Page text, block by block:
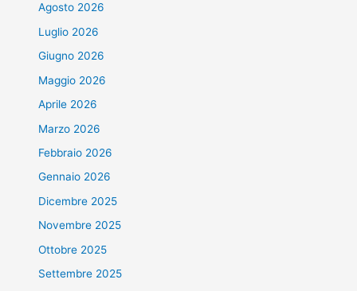
Agosto 2026
Luglio 2026
Giugno 2026
Maggio 2026
Aprile 2026
Marzo 2026
Febbraio 2026
Gennaio 2026
Dicembre 2025
Novembre 2025
Ottobre 2025
Settembre 2025